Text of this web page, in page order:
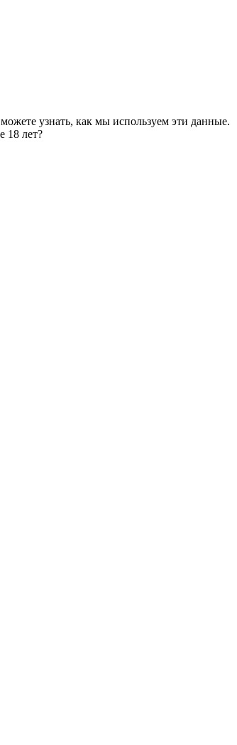
узнать, как мы используем эти данные.
18 лет?